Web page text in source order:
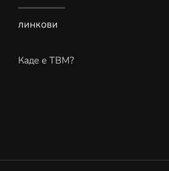
ЛИНКОВИ
Каде е ТВМ?